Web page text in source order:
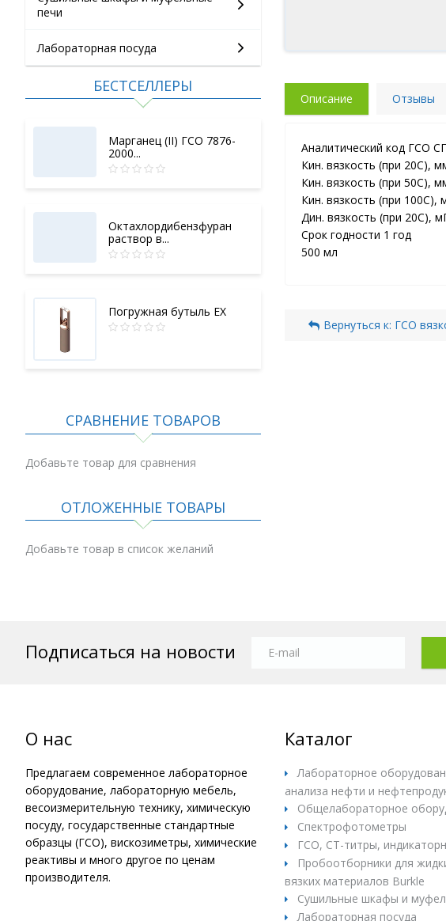
Описание Отзывы
Аналитический код ГСО
Кин. вязкость (при 20С),
Кин. вязкость (при 50С),
Кин. вязкость (при 100С),
Дин. вязкость (при 20С),
Срок годности 1 год
500 мл
Вернуться к: ГСО
печи
Лабораторная посуда
БЕСТСЕЛЛЕРЫ
Марганец (II) ГСО 7876-
2000...
Октахлордибензфуран
раствор в...
Погружная бутыль EX
СРАВНЕНИЕ ТОВАРОВ
Добавьте товар для сравнения
ОТЛОЖЕННЫЕ ТОВАРЫ
Добавьте товар в список желаний
Подписаться на новости
О нас
Предлагаем современное лабораторное
оборудование, лабораторную мебель,
весоизмерительную технику, химическую
посуду, государственные стандартные
образцы (ГСО), вискозиметры, химические
реактивы и много другое по ценам
производителя.
Каталог
Лабораторное
анализа нефти и
Общелабораторное
Спектрофотометры
ГСО, СТ-титры,
Пробоотборники для
вязких материалов Burkle
Сушильные шкафы и
Лабораторная посуда